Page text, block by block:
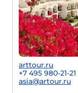
arttour.ru
+7 495 980-21-21
asia@artour.ru